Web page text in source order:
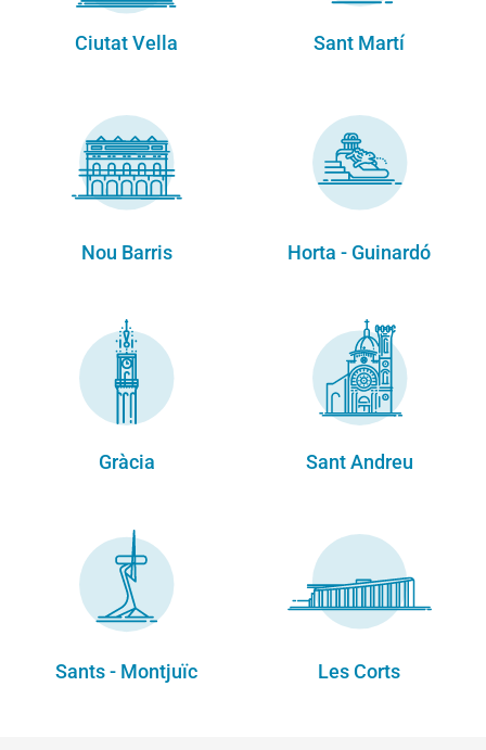
Ciutat Vella Sant Martí
Nou Barris Horta - Guinardó
Gràcia Sant Andreu
Sants - Montjuïc Les Corts